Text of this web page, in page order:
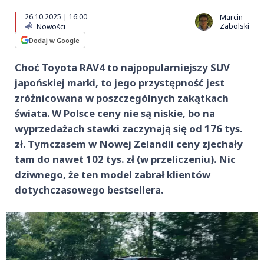
26.10.2025 | 16:00
Nowości
Dodaj w Google
Marcin
Zabolski
Choć Toyota RAV4 to najpopularniejszy SUV
japońskiej marki, to jego przystępność jest
zróżnicowana w poszczególnych zakątkach
świata. W Polsce ceny nie są niskie, bo na
wyprzedażach stawki zaczynają się od 176 tys.
zł. Tymczasem w Nowej Zelandii ceny zjechały
tam do nawet 102 tys. zł (w przeliczeniu). Nic
dziwnego, że ten model zabrał klientów
dotychczasowego bestsellera.